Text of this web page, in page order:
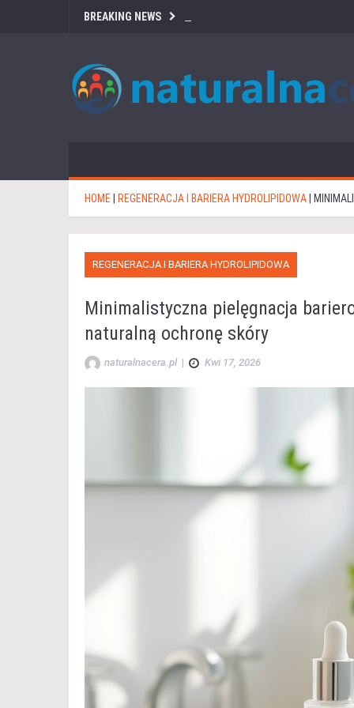
BREAKING NEWS
HOME REGENERACJA I BARIERA HYDROLIPIDOWA
REGENERACJA I BARIERA HYDROLIPIDOWA
Minimalistyczna pielęgnacja
naturalną ochronę skóry
naturalnacera.pl | Kwi 17, 2026